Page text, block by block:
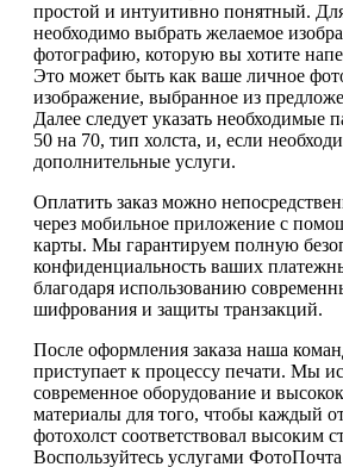
простой и интуитивно понятный.
необходимо выбрать желаемое
фотографию, которую вы хотите
Это может быть как ваше личное
изображение, выбранное из
Далее следует указать необходимые
50 на 70, тип холста, и, если
дополнительные услуги.
Оплатить заказ можно
через мобильное приложение с
карты. Мы гарантируем полную
конфиденциальность ваших
благодаря использованию
шифрования и защиты транзакций.
После оформления заказа наша
приступает к процессу печати. Мы
современное оборудование и
материалы для того, чтобы каждый
фотохолст соответствовал высоким
Воспользуйтесь услугами